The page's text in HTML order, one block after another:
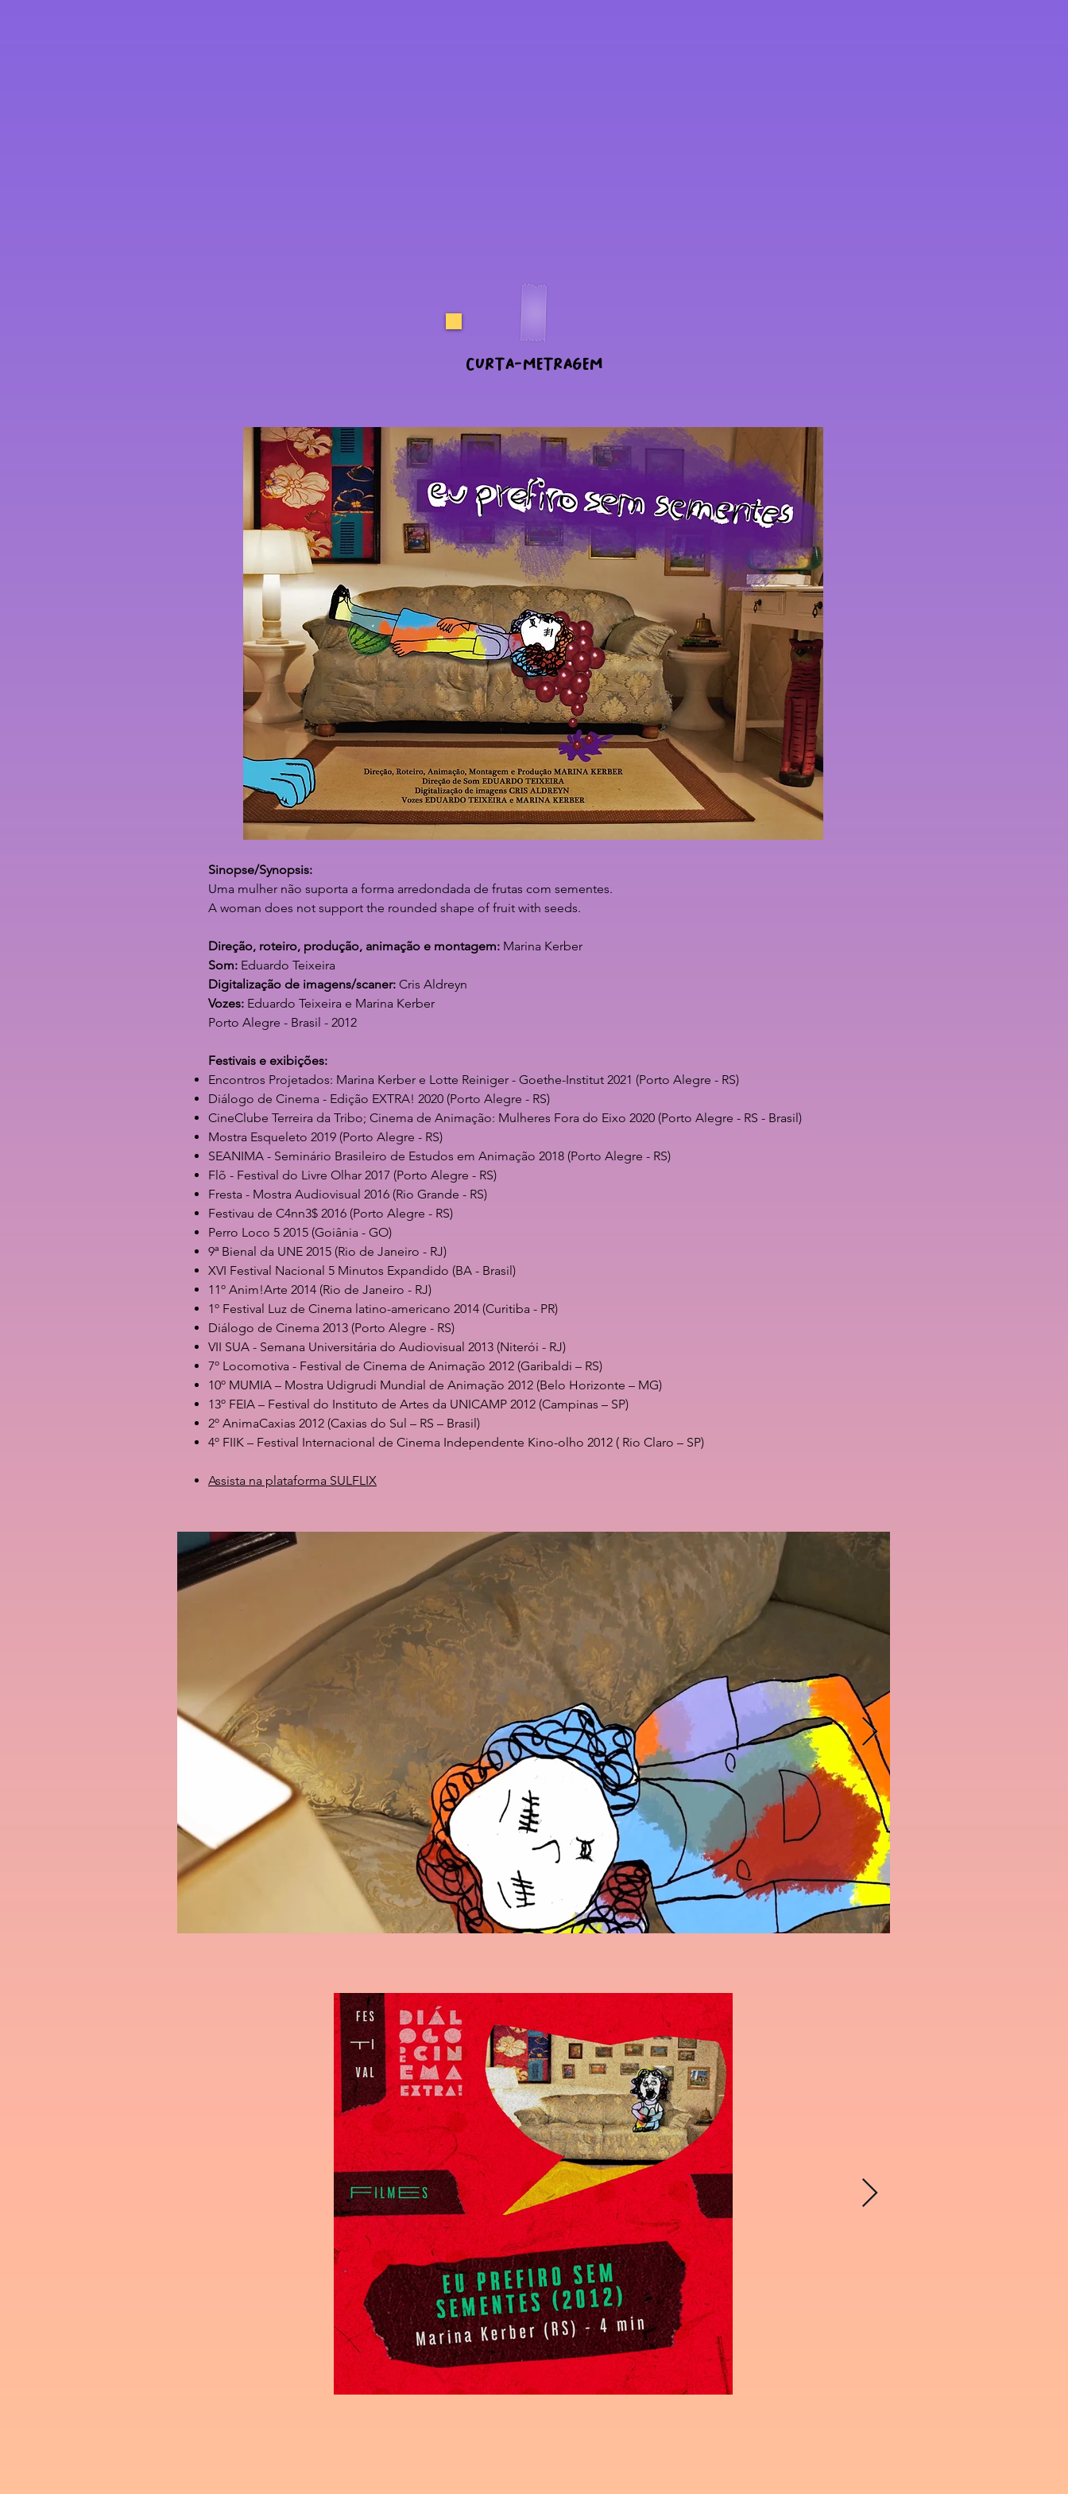
CURTA-METRAGEM
Sinopse/Synopsis:
Uma mulher não suporta a forma arredondada de frutas com sementes.
A woman does not support the rounded shape of fruit with seeds.
Direção, roteiro, produção, animação e montagem: Marina Kerber
Som: Eduardo Teixeira
Digitalização de imagens/scaner: Cris Aldreyn
Vozes: Eduardo Teixeira e Marina Kerber
Porto Alegre - Brasil - 2012
Festivais e exibições:
Encontros Projetados: Marina Kerber e Lotte Reiniger - Goethe-Institut 2021 (Porto Alegre - RS)
Diálogo de Cinema - Edição EXTRA! 2020 (Porto Alegre - RS)
CineClube Terreira da Tribo; Cinema de Animação: Mulheres Fora do Eixo 2020 (Porto Alegre - RS - Brasil)
Mostra Esqueleto 2019 (Porto Alegre - RS)
SEANIMA - Seminário Brasileiro de Estudos em Animação 2018 (Porto Alegre - RS)
Flõ - Festival do Livre Olhar 2017 (Porto Alegre - RS)
Fresta - Mostra Audiovisual 2016 (Rio Grande - RS)
Festivau de C4nn3$ 2016 (Porto Alegre - RS)
Perro Loco 5 2015 (Goiânia - GO)
9ª Bienal da UNE 2015 (Rio de Janeiro - RJ)
XVI Festival Nacional 5 Minutos Expandido (BA - Brasil)
11º Anim!Arte 2014 (Rio de Janeiro - RJ)
1º Festival Luz de Cinema latino-americano 2014 (Curitiba - PR)
Diálogo de Cinema 2013 (Porto Alegre - RS)
VII SUA - Semana Universitária do Audiovisual 2013 (Niterói - RJ)
7º Locomotiva - Festival de Cinema de Animação 2012 (Garibaldi – RS)
10º MUMIA – Mostra Udigrudi Mundial de Animação 2012 (Belo Horizonte – MG)
13º FEIA – Festival do Instituto de Artes da UNICAMP 2012 (Campinas – SP)
2º AnimaCaxias 2012 (Caxias do Sul – RS – Brasil)
4º FIIK – Festival Internacional de Cinema Independente Kino-olho 2012 ( Rio Claro – SP)
Assista na plataforma SULFLIX